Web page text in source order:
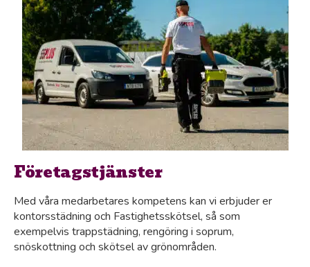
Företagstjänster
Med våra medarbetares kompetens kan vi erbjuder er
kontorsstädning och Fastighetsskötsel, så som
exempelvis trappstädning, rengöring i soprum,
snöskottning och skötsel av grönområden.